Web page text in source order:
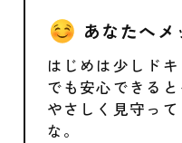
あなたへメ
はじめは少しド
でも安心できると
やさしく見守っ
な。